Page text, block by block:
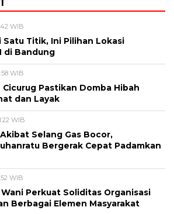
WIB
Satu Titik, Ini Pilihan Lokasi
di Bandung
WIB
Cicurug Pastikan Domba Hibah
dan Layak
WIB
Selang Gas Bocor,
Bergerak Cepat Padamkan
WIB
Perkuat Soliditas Organisasi
Berbagai Elemen Masyarakat